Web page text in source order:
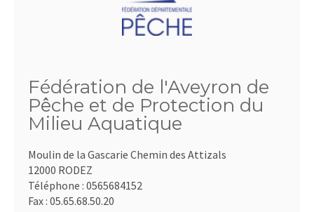
Fédération de l'Aveyron de
Pêche et de Protection du
Milieu Aquatique
Moulin de la Gascarie Chemin des Attizals
12000 RODEZ
Téléphone : 0565684152
Fax : 05.65.68.50.20